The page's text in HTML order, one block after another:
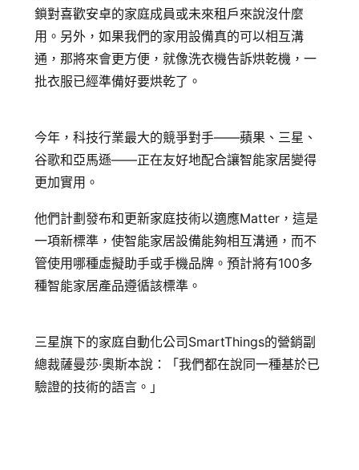
鎖對喜歡安卓的家庭成員或未來租戶來說沒什麼
用。另外，如果我們的家用設備真的可以相互溝
通，那將來會更方便，就像洗衣機告訴烘乾機，一
批衣服已經準備好要烘乾了。
今年，科技行業最大的競爭對手——蘋果、三星、
谷歌和亞馬遜——正在友好地配合讓智能家居變得
更加實用。
他們計劃發布和更新家庭技術以適應Matter，這是
一項新標準，使智能家居設備能夠相互溝通，而不
管使用哪種虛擬助手或手機品牌。預計將有100多
種智能家居產品遵循該標準。
三星旗下的家庭自動化公司SmartThings的營銷副
總裁薩曼莎·奧斯本說：「我們都在說同一種基於已
驗證的技術的語言。」